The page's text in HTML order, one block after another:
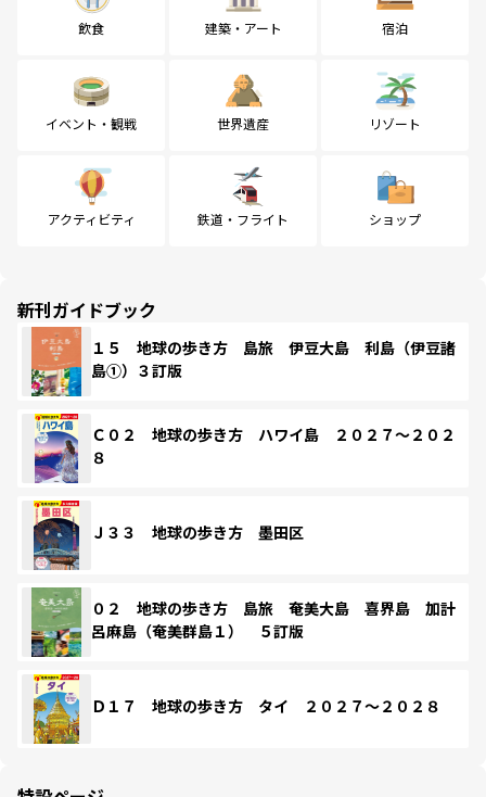
飲食 建築・アート 宿泊
イベント・観戦 世界遺産 リゾート
アクティビティ 鉄道・フライト ショップ
新刊ガイドブック
１５ 地球の歩き方 島旅 伊豆大島 利島（伊豆諸
島①）３訂版
Ｃ０２ 地球の歩き方 ハワイ島 ２０２７～２０２
８
Ｊ３３ 地球の歩き方 墨田区
０２ 地球の歩き方 島旅 奄美大島 喜界島 加計
呂麻島（奄美群島１） ５訂版
Ｄ１７ 地球の歩き方 タイ ２０２７～２０２８